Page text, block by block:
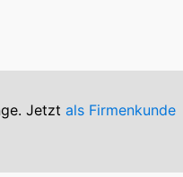
Jetzt als Firmenkunde